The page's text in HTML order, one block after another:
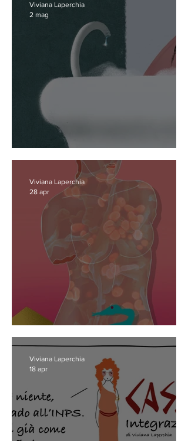
Bagno di sale
Viviana Laperchia
2 mag
The Myth of Women’s Pain
Viviana Laperchia
28 apr
Viviana Laperchia
18 apr